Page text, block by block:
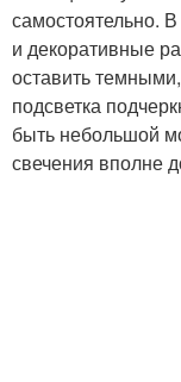
самостоятельно.
и декоративные
оставить
подсветка
быть небольшой
свечения вполне